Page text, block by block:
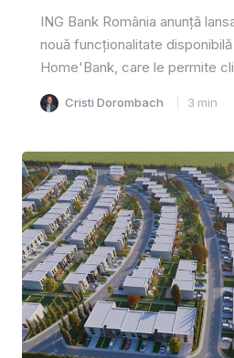
ING Bank România anunță
nouă funcționalitate
Home'Bank, care le permite
Cristi Dorombach 3 min